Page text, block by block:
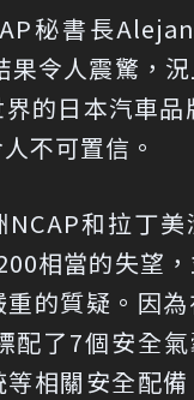
秘書長
果令人震驚，
界的日本汽車
不可置信。
NCAP和拉丁
相當的失望
的質疑。因
配了7個安全氣
相關安全配